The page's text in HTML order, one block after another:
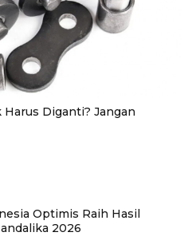
Diganti? Jangan
Optimis Raih Hasil
2026